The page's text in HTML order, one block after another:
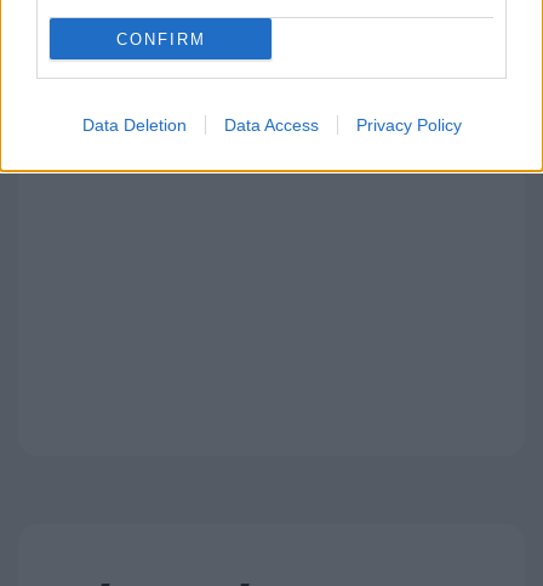
CONFIRM
Data Deletion Data Access Privacy Policy
Γκατσίνοβιτς!